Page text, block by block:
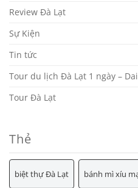
Review Đà Lạt
Sự Kiện
Tin tức
Tour du lịch Đà Lạt 1 ngày –
Tour Đà Lạt
Thẻ
biệt thự Đà Lạt bánh mì xíu